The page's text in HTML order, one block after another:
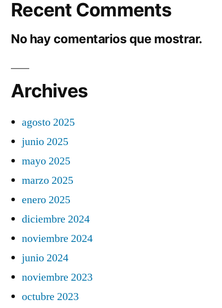
Recent Comments
No hay comentarios que mostrar.
Archives
agosto 2025
junio 2025
mayo 2025
marzo 2025
enero 2025
diciembre 2024
noviembre 2024
junio 2024
noviembre 2023
octubre 2023